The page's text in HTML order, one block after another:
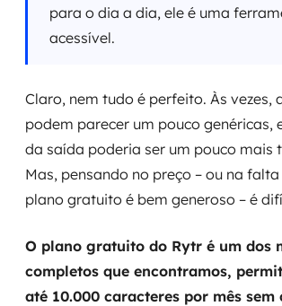
para o dia a dia, ele é uma
acessível.
Claro, nem tudo é perfeito. Às vezes,
podem parecer um pouco genéricas,
da saída poderia ser um pouco mais
Mas, pensando no preço – ou na
plano gratuito é bem generoso – é
O plano gratuito do Rytr é um dos
completos que encontramos,
até 10.000 caracteres por mês sem